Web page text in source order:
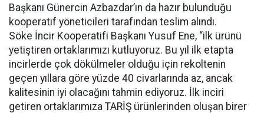
Başkanı Günercin Azbazdar’ın da hazır bulunduğu
kooperatif yöneticileri tarafından teslim alındı.
Söke İncir Kooperatifi Başkanı Yusuf Ene, “ilk ürünü
yetiştiren ortaklarımızı kutluyoruz. Bu yıl ilk etapta
incirlerde çok dökülmeler olduğu için rekoltenin
geçen yıllara göre yüzde 40 civarlarında az, ancak
kalitesinin iyi olacağını tahmin ediyoruz. İlk inciri
getiren ortaklarımıza TARİŞ ürünlerinden oluşan birer